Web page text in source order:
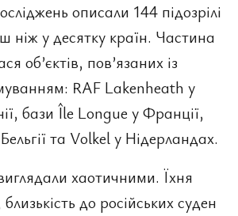
описали 144 підозрілі
ніж у десятку країн. Частина
об’єктів, пов’язаних із
RAF Lakenheath у
бази Île Longue у Франції,
та Volkel у Нідерландах.
хаотичними. Їхня
до російських суден